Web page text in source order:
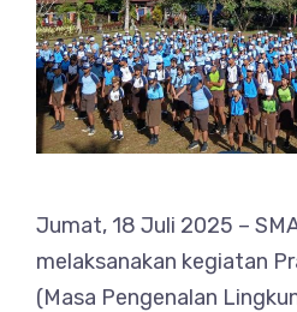
Jumat, 18 Juli 2025 –
melaksanakan kegiatan
(Masa Pengenalan